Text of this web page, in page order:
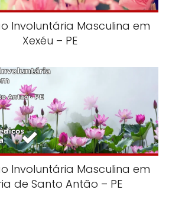
Involuntária Masculina em
Xexéu – PE
Involuntária Masculina em
de Santo Antão – PE